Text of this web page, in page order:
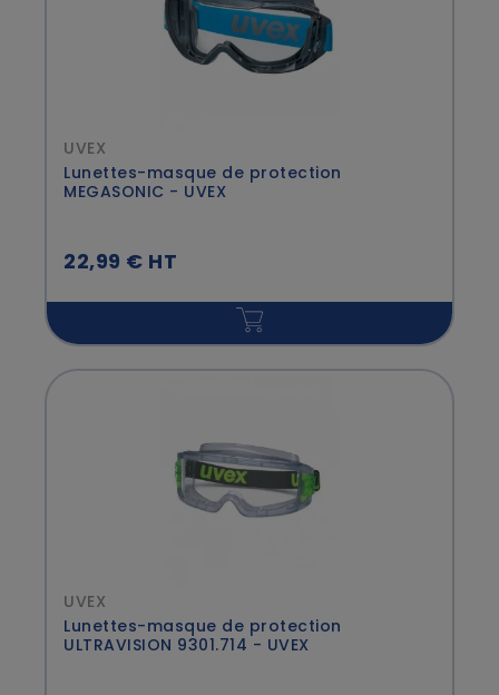
UVEX
Lunettes-masque de protection
MEGASONIC - UVEX
22,99 € HT
UVEX
Lunettes-masque de protection
ULTRAVISION 9301.714 - UVEX